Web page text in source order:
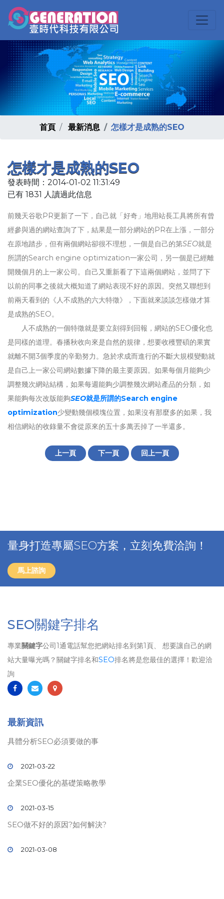
首頁 最新消息 怎樣才是成熟的SEO
怎樣才是成熟的SEO
發表時間：2014-01-02 11:31:49
已有 1831 人讀過此信息
前幾天谷歌PR更新了一下，自己就「好奇」地用站長工具將所有曾
經參與過的網站查詢了下，結果是一部分網站的PR在上漲，一部分
在原地踏步，但有兩個網站卻很不理想，一個是自己的第SEO就是
所謂的Search engine optimization一家公司，另一個是已經離
開幾個月的上一家公司。自己又重新看了下這兩個網站，並問了下
以前的同事之後就大概知道了網站表現不好的原因。突然又聯想到
前兩天看到的《人不成熟的六大特徵》，下面就來談談怎樣做才算
是成熟的SEO。
人不成熟的一個特徵就是要立刻得到回報，網站的SEO優化也
是同樣的道理。春播秋收向來是自然的規律，想要收穫豐碩的果實
就離不開3個季度的辛勤努力。急於求成而進行的不斷大規模變動就
是自己上一家公司網站數據下降的最主要原因。如果每個月能夠少
調整幾次網站結構，如果每週能夠少調整幾次網站產品的分類，如
果能夠每次改版能夠SEO就是所謂的Search engine
optimization少變動幾個模塊位置，如果沒有那麼多的如果，我
相信網站的收錄量不會從原來的五十多萬丟掉了一半還多。
上一頁 下一頁 回上一頁
量身打造專屬SEO方案，立刻免費洽詢！
馬上諮詢
SEO關鍵字排名
專業關鍵字公司1通電話幫您把網站排名到第1頁、 想要讓自己的網
站大量曝光嗎？關鍵字排名和SEO排名將是您最佳的選擇！歡迎洽
詢
最新資訊
具體分析SEO必須要做的事
2021-03-22
企業SEO優化的基礎策略教學
2021-03-15
SEO做不好的原因?如何解決?
2021-03-08